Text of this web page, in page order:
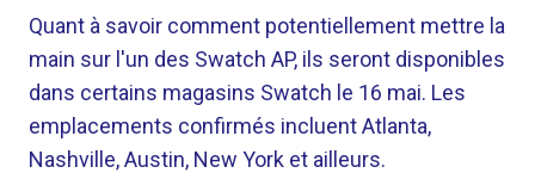
Quant à savoir comment potentiellement mettre la
main sur l'un des Swatch AP, ils seront disponibles
dans certains magasins Swatch le 16 mai. Les
emplacements confirmés incluent Atlanta,
Nashville, Austin, New York et ailleurs.